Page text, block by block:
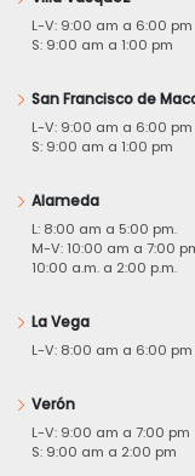
L-V: 9:00 am a 6:00 pm
S: 9:00 am a 1:00 pm
San Francisco de
L-V: 9:00 am a 6:00 pm
S: 9:00 am a 1:00 pm
Alameda
L: 8:00 am a 5:00 pm.
M-V: 10:00 am a 7:00
10:00 a.m. a 2:00 p.m.
La Vega
L-V: 8:00 am a 6:00
Verón
L-V: 9:00 am a 7:00 pm
S: 9:00 am a 2:00 pm